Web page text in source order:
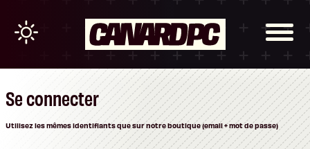
Se connecter
Utilisez les mêmes identifiants que sur notre boutique (email + mot de passe)